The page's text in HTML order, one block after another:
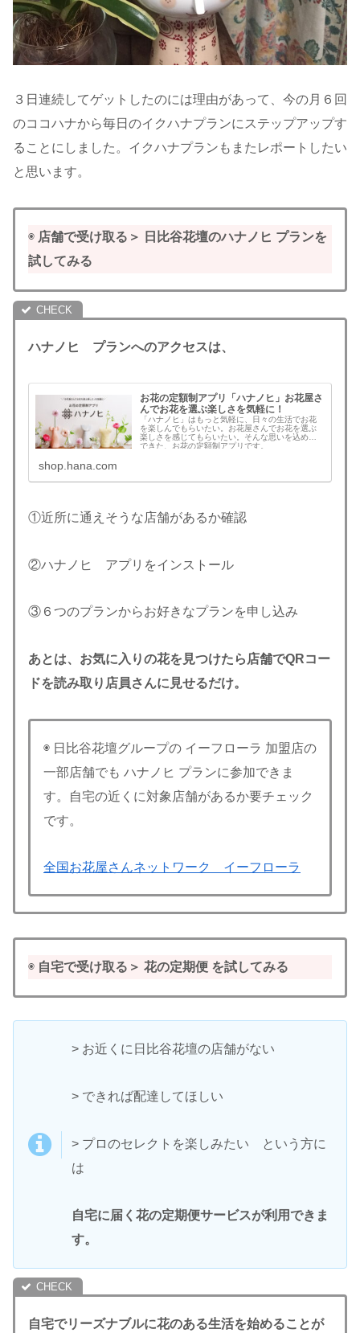
３日連続してゲットしたのには理由があって、今の月６回
のココハナから毎日のイクハナプランにステップアップす
ることにしました。イクハナプランもまたレポートしたい
と思います。
◉ 店舗で受け取る＞ 日比谷花壇のハナノヒ プランを
試してみる
ハナノヒ プランへのアクセスは、
お花の定額制アプリ「ハナノヒ」お花屋さ
んでお花を選ぶ楽しさを気軽に！
「ハナノヒ」はもっと気軽に、日々の生活でお花
を楽しんでもらいたい。お花屋さんでお花を選ぶ
楽しさを感じてもらいたい。そんな思いを込めて
できた、お花の定額制アプリです。
shop.hana.com
①近所に通えそうな店舗があるか確認
②ハナノヒ アプリをインストール
③６つのプランからお好きなプランを申し込み
あとは、お気に入りの花を見つけたら店舗でQRコー
ドを読み取り店員さんに見せるだけ。
◉ 日比谷花壇グループの イーフローラ 加盟店の
一部店舗でも ハナノヒ プランに参加できま
す。自宅の近くに対象店舗があるか要チェック
です。
全国お花屋さんネットワーク イーフローラ
◉ 自宅で受け取る ＞ 花の定期便 を試してみる
> お近くに日比谷花壇の店舗がない
> できれば配達してほしい
> プロのセレクトを楽しみたい という方に
は
自宅に届く花の定期便サービスが利用できま
す。
自宅でリーズナブルに花のある生活を始めることが